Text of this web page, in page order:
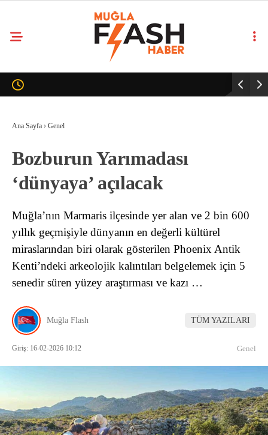
Ana Sayfa › Genel
Bozburun Yarımadası
‘dünyaya’ açılacak
Muğla’nın Marmaris ilçesinde yer alan ve 2 bin 600
yıllık geçmişiyle dünyanın en değerli kültürel
miraslarından biri olarak gösterilen Phoenix Antik
Kenti’ndeki arkeolojik kalıntıları belgelemek için 5
senedir süren yüzey araştırması ve kazı …
Muğla Flash TÜM YAZILARI
Giriş: 16-02-2026 10:12 Genel